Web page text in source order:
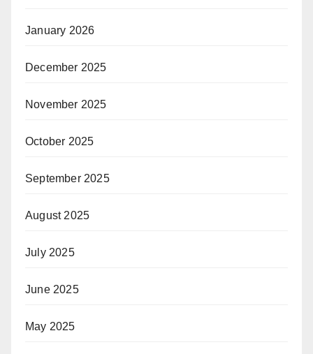
January 2026
December 2025
November 2025
October 2025
September 2025
August 2025
July 2025
June 2025
May 2025